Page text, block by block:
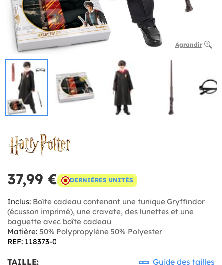
Agrandir
37,99 € DERNIÈRES UNITÉS
Inclus: Boîte cadeau contenant une tunique Gryffindor
(écusson imprimé), une cravate, des lunettes et une
baguette avec boîte cadeau
Matière: 50% Polypropylène 50% Polyester
REF: 118373-0
TAILLE: Guide des tailles